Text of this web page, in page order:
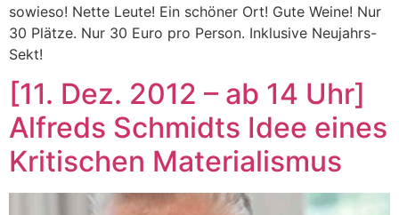
sowieso! Nette Leute! Ein schöner Ort! Gute Weine! Nur
30 Plätze. Nur 30 Euro pro Person. Inklusive Neujahrs-
Sekt!
[11. Dez. 2012 – ab 14 Uhr]
Alfreds Schmidts Idee eines
Kritischen Materialismus